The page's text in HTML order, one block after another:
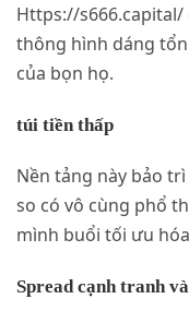
Https://
thông hình dáng
của bọn họ.
túi tiền thấp
Nền tảng này bảo
so có vô cùng phổ
mình buổi tối ưu
Spread cạnh tranh